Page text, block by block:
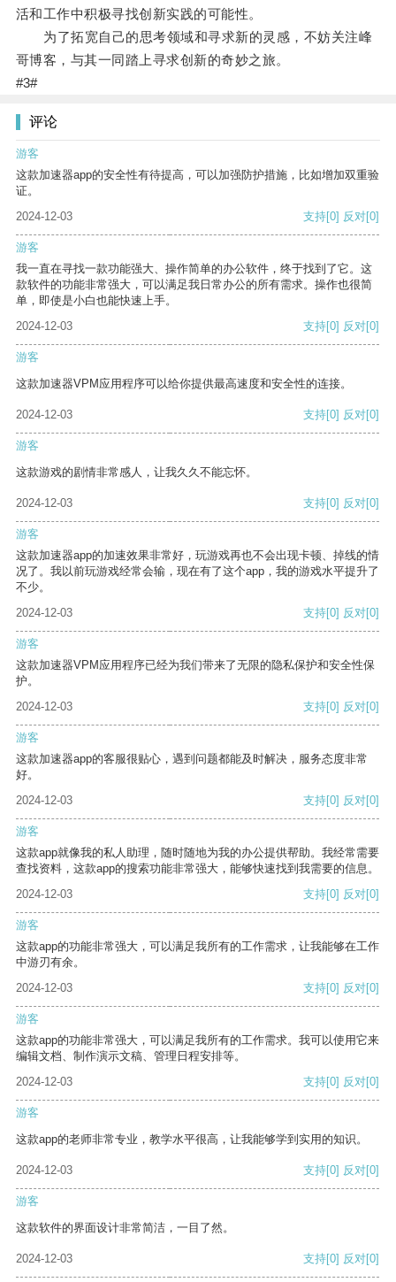
活和工作中积极寻找创新实践的可能性。
为了拓宽自己的思考领域和寻求新的灵感，不妨关注峰
哥博客，与其一同踏上寻求创新的奇妙之旅。
#3#
评论
游客
这款加速器app的安全性有待提高，可以加强防护措施，比如增加双重验
证。
2024-12-03
支持[0] 反对[0]
游客
我一直在寻找一款功能强大、操作简单的办公软件，终于找到了它。这
款软件的功能非常强大，可以满足我日常办公的所有需求。操作也很简
单，即使是小白也能快速上手。
2024-12-03
支持[0] 反对[0]
游客
这款加速器VPM应用程序可以给你提供最高速度和安全性的连接。
2024-12-03 支持[0] 反对[0]
游客
这款游戏的剧情非常感人，让我久久不能忘怀。
2024-12-03 支持[0] 反对[0]
游客
这款加速器app的加速效果非常好，玩游戏再也不会出现卡顿、掉线的情
况了。我以前玩游戏经常会输，现在有了这个app，我的游戏水平提升了
不少。
2024-12-03
支持[0] 反对[0]
游客
这款加速器VPM应用程序已经为我们带来了无限的隐私保护和安全性保
护。
2024-12-03
支持[0] 反对[0]
游客
这款加速器app的客服很贴心，遇到问题都能及时解决，服务态度非常
好。
2024-12-03
支持[0] 反对[0]
游客
这款app就像我的私人助理，随时随地为我的办公提供帮助。我经常需要
查找资料，这款app的搜索功能非常强大，能够快速找到我需要的信息。
2024-12-03
支持[0] 反对[0]
游客
这款app的功能非常强大，可以满足我所有的工作需求，让我能够在工作
中游刃有余。
2024-12-03
支持[0] 反对[0]
游客
这款app的功能非常强大，可以满足我所有的工作需求。我可以使用它来
编辑文档、制作演示文稿、管理日程安排等。
2024-12-03
支持[0] 反对[0]
游客
这款app的老师非常专业，教学水平很高，让我能够学到实用的知识。
2024-12-03 支持[0] 反对[0]
游客
这款软件的界面设计非常简洁，一目了然。
2024-12-03 支持[0] 反对[0]